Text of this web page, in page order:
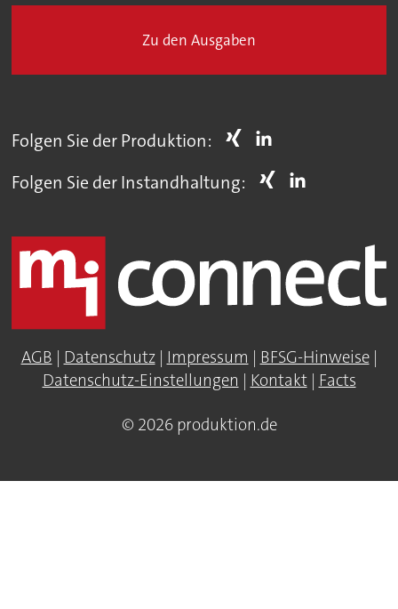
Zu den Ausgaben
Folgen Sie der Produktion:
Folgen Sie der Instandhaltung:
AGB | Datenschutz| Impressum | BFSG-Hinweise|
Datenschutz-Einstellungen | Kontakt| Facts
© 2026 produktion.de